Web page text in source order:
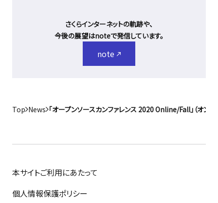
さくらインターネットの軌跡や、
今後の展望はnoteで発信しています。
note
Top News 「オープンソースカンファレンス 2020 Online/Fall」（オン
本サイトご利用にあたって
個人情報保護ポリシー